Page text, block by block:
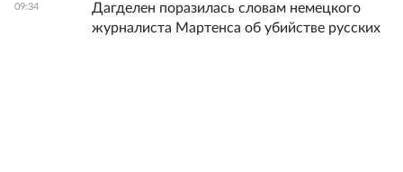
09:34
Дагделен поразилась словам немецкого
журналиста Мартенса об убийстве русских